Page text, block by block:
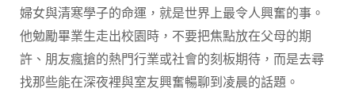
婦女與清寒學子的命運，就是世界上最令人興奮的事。
他勉勵畢業生走出校園時，不要把焦點放在父母的期
許、朋友瘋搶的熱門行業或社會的刻板期待，而是去尋
找那些能在深夜裡與室友興奮暢聊到凌晨的話題。